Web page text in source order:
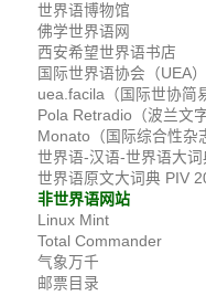
世界语博物馆
佛学世界语网
西安希望世界语书店
国际世界语协会（UEA）
uea.facila（国际世协简
Pola Retradio（波兰文
Monato（国际综合性杂
世界语-汉语-世界语大词
世界语原文大词典 PIV
非世界语网站
Linux Mint
Total Commander
气象万千
邮票目录